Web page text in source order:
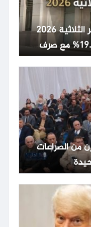
تنافس البنوك.. شهادة بنك مصر الثلاثية 2026
تمنح عائدا متغيرا يصل الى 19.82% مع صرف
من الصراعات